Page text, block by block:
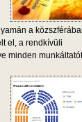
a
el, a rendkívüli
minden